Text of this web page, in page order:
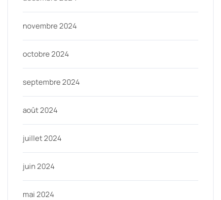
novembre 2024
octobre 2024
septembre 2024
août 2024
juillet 2024
juin 2024
mai 2024